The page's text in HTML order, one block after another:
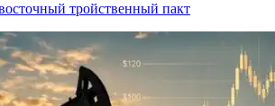
тройственный пакт